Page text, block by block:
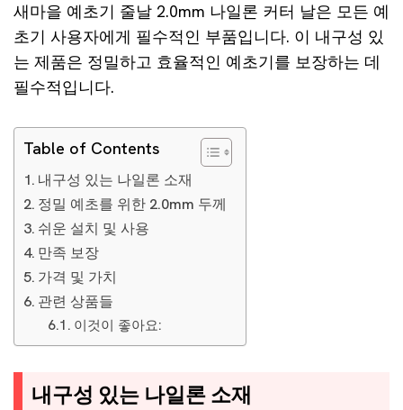
새마을 예초기 줄날 2.0mm 나일론 커터 날은 모든 예
초기 사용자에게 필수적인 부품입니다. 이 내구성 있
는 제품은 정밀하고 효율적인 예초기를 보장하는 데
필수적입니다.
Table of Contents
내구성 있는 나일론 소재
정밀 예초를 위한 2.0mm 두께
쉬운 설치 및 사용
만족 보장
가격 및 가치
관련 상품들
이것이 좋아요:
내구성 있는 나일론 소재